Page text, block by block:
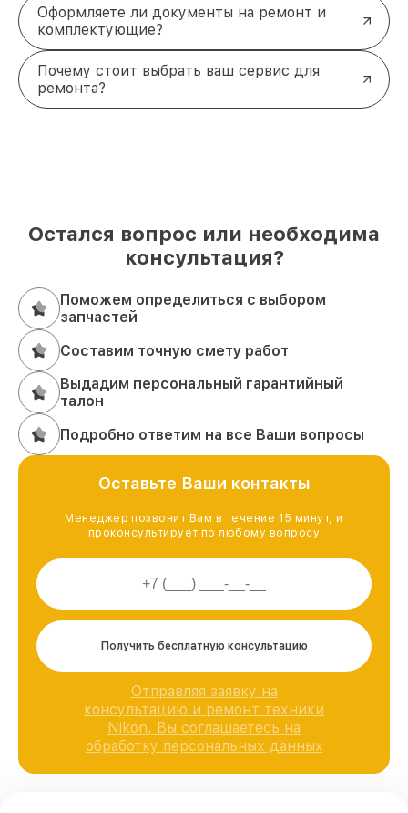
Оформляете ли документы на ремонт и
комплектующие?
Почему стоит выбрать ваш сервис для
ремонта?
Остался вопрос или необходима
консультация?
Поможем определиться с выбором
запчастей
Составим точную смету работ
Выдадим персональный гарантийный
талон
Подробно ответим на все Ваши вопросы
Оставьте Ваши контакты
Менеджер позвонит Вам в течение 15 минут, и
проконсультирует по любому вопросу
Получить бесплатную консультацию
Отправляя заявку на
консультацию и ремонт техники
Nikon, Вы соглашаетесь на
обработку персональных данных